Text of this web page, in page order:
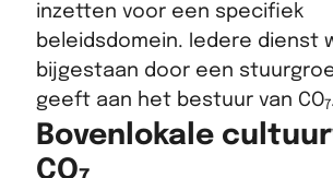
inzetten voor een specifiek
beleidsdomein. Iedere dienst
bijgestaan door een
geeft aan het bestuur van CO7
Bovenlokale
CO